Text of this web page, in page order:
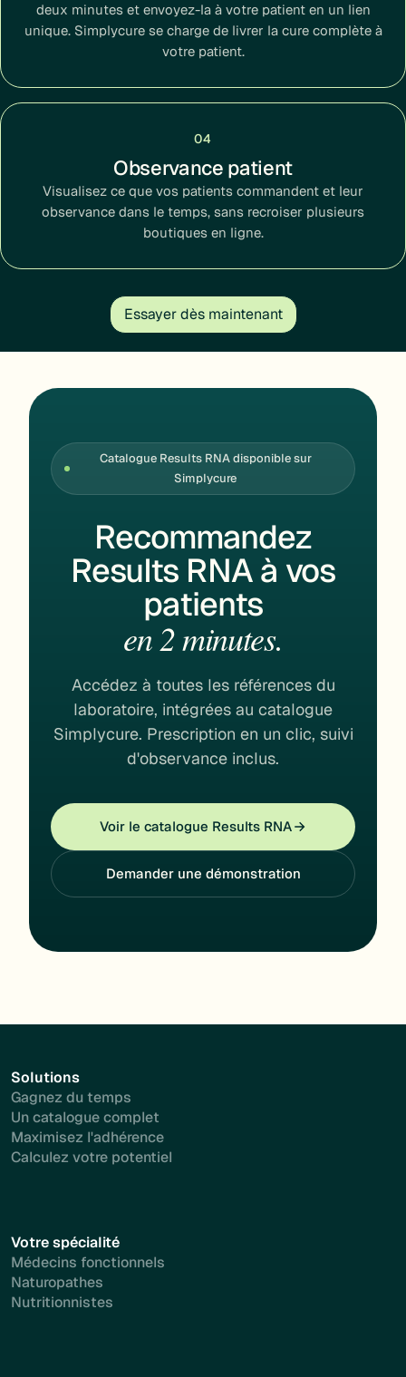
deux minutes et envoyez-la à votre patient en un lien
unique. Simplycure se charge de livrer la cure complète à
votre patient.
04
Observance patient
Visualisez ce que vos patients commandent et leur
observance dans le temps, sans recroiser plusieurs
boutiques en ligne.
Essayer dès maintenant
Catalogue Results RNA disponible sur
Simplycure
Recommandez
Results RNA à vos
patients
en 2 minutes.
Accédez à toutes les références du
laboratoire, intégrées au catalogue
Simplycure. Prescription en un clic, suivi
d'observance inclus.
Voir le catalogue Results RNA
Demander une démonstration
Solutions
Gagnez du temps
Un catalogue complet
Maximisez l'adhérence
Calculez votre potentiel
Votre spécialité
Médecins fonctionnels
Naturopathes
Nutritionnistes